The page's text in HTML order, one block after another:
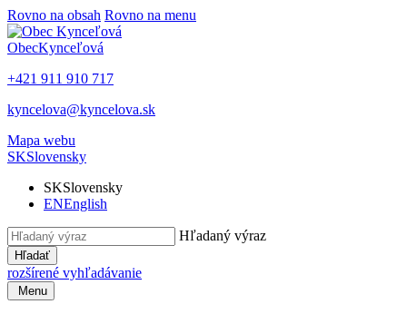
Rovno na obsah Rovno na menu
ObecKynceľová
+421 911 910 717
kyncelova@kyncelova.sk
Mapa webu
SKSlovensky
SKSlovensky
ENEnglish
Hľadaný výraz
Hľadať
rozšírené vyhľadávanie
Menu